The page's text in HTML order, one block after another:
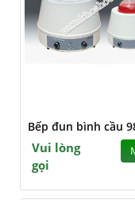
Bếp đun bình cầu
Vui lòng
gọi